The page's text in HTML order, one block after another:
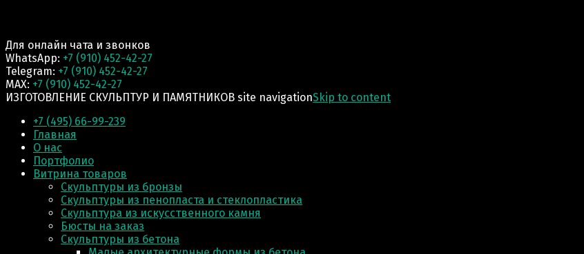
Для онлайн чата и звонков
WhatsApp: +7 (910) 452-42-27
Telegram: +7 (910) 452-42-27
MAX: +7 (910) 452-42-27
ИЗГОТОВЛЕНИЕ СКУЛЬПТУР И ПАМЯТНИКОВ site navigationSkip to content
+7 (495) 66-99-239
Главная
О нас
Портфолио
Витрина товаров
Скульптуры из бронзы
Скульптуры из пенопласта и стеклопластика
Скульптура из искусственного камня
Бюсты на заказ
Скульптуры из бетона